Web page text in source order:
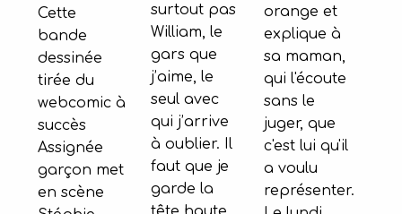
surtout pas
William, le
gars que
j’aime, le
seul avec
qui j’arrive
à oublier. Il
faut que je
garde la
Cette
bande
dessinée
tirée du
webcomic à
succès
Assignée
garçon met
en scène
orange et
explique à
sa maman,
qui l'écoute
sans le
juger, que
c'est lui qu'il
a voulu
représenter.